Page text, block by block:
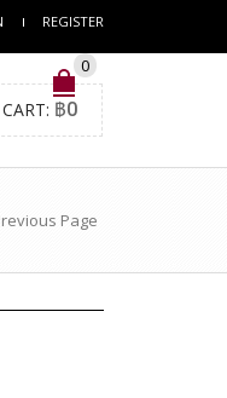
REGISTER
0
CART: ฿0
Page